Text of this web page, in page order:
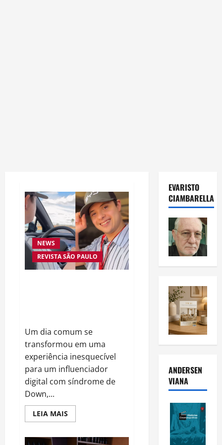
NEWS
REVISTA SÃO PAULO
Um dia comum se
transformou em uma
experiência inesquecível
para um influenciador
digital com síndrome de
Down,...
LEIA MAISRead
more
em
EVARISTO
CIAMBARELLA
ANDERSEN
VIANA